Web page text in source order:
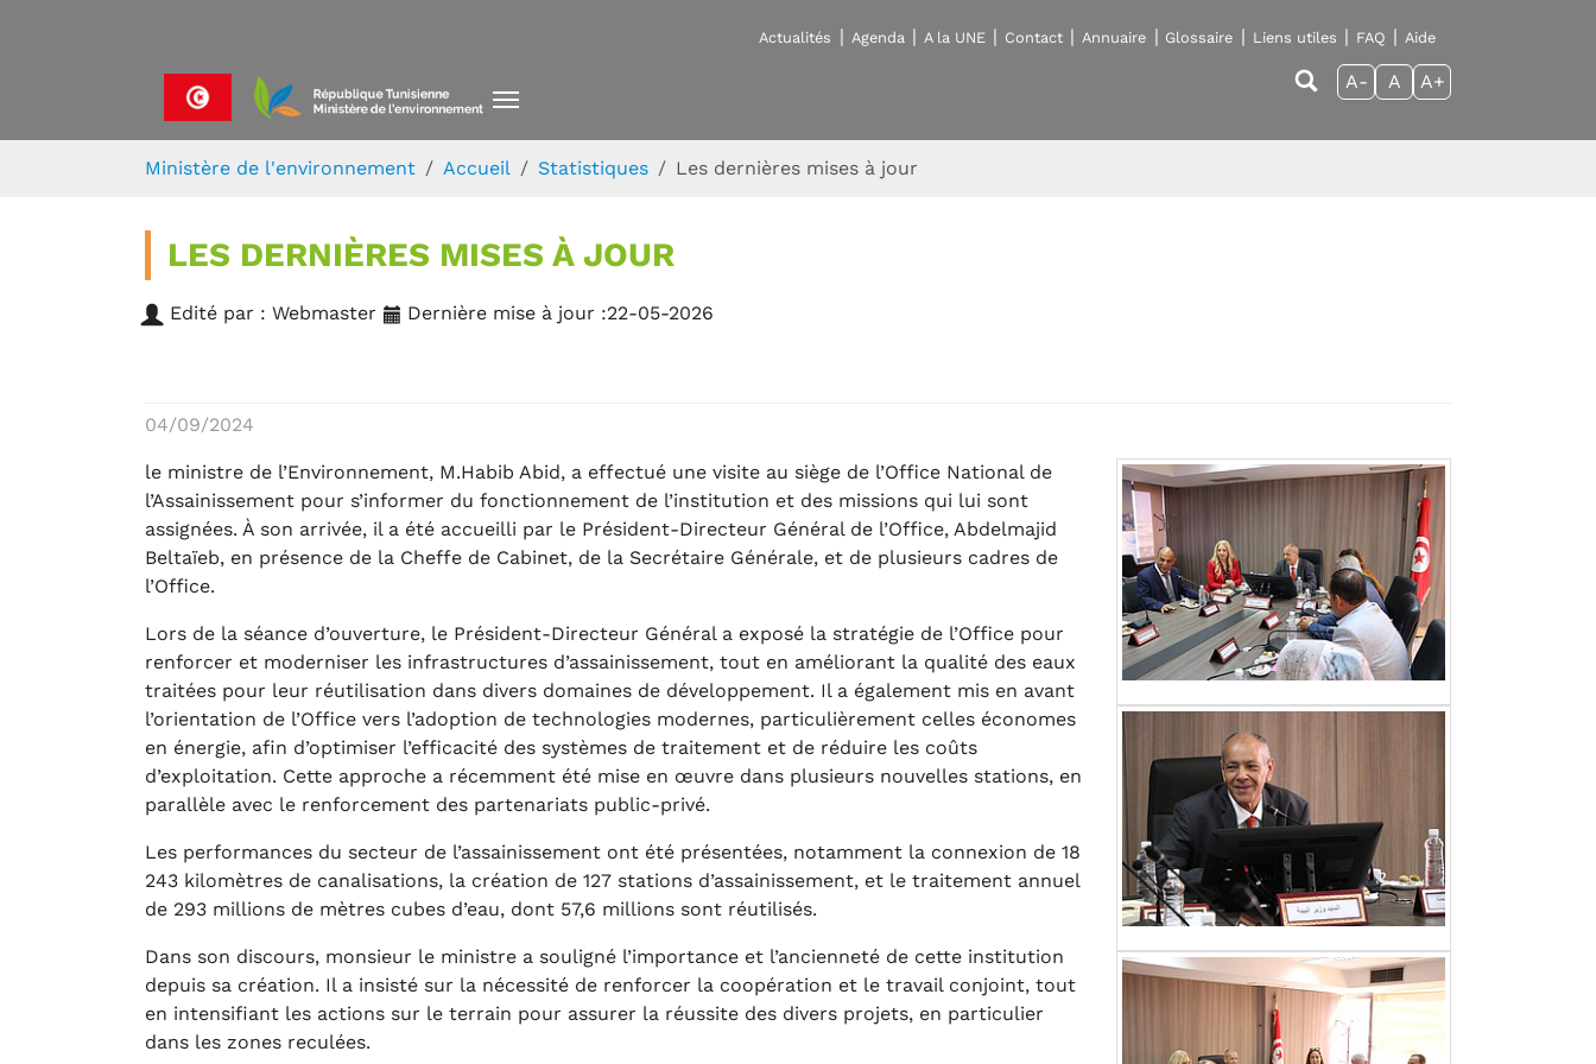
Actualités Agenda A la UNE Contact Annuaire Glossaire Liens utiles FAQ Aide
A- A A+
Ministère de l'environnement Accueil Statistiques Les dernières mises à jour
LES DERNIÈRES MISES À JOUR
Edité par : Webmaster Dernière mise à jour :22-05-2026
04/09/2024
le ministre de l’Environnement, M.Habib Abid, a effectué une visite au siège de l’Office National de
l’Assainissement pour s’informer du fonctionnement de l’institution et des missions qui lui sont
assignées. À son arrivée, il a été accueilli par le Président-Directeur Général de l’Office, Abdelmajid
Beltaïeb, en présence de la Cheffe de Cabinet, de la Secrétaire Générale, et de plusieurs cadres de
l’Office.
Lors de la séance d’ouverture, le Président-Directeur Général a exposé la stratégie de l’Office pour
renforcer et moderniser les infrastructures d’assainissement, tout en améliorant la qualité des eaux
traitées pour leur réutilisation dans divers domaines de développement. Il a également mis en avant
l’orientation de l’Office vers l’adoption de technologies modernes, particulièrement celles économes
en énergie, afin d’optimiser l’efficacité des systèmes de traitement et de réduire les coûts
d’exploitation. Cette approche a récemment été mise en œuvre dans plusieurs nouvelles stations, en
parallèle avec le renforcement des partenariats public-privé.
Les performances du secteur de l’assainissement ont été présentées, notamment la connexion de 18
243 kilomètres de canalisations, la création de 127 stations d’assainissement, et le traitement annuel
de 293 millions de mètres cubes d’eau, dont 57,6 millions sont réutilisés.
Dans son discours, monsieur le ministre a souligné l’importance et l’ancienneté de cette institution
depuis sa création. Il a insisté sur la nécessité de renforcer la coopération et le travail conjoint, tout
en intensifiant les actions sur le terrain pour assurer la réussite des divers projets, en particulier
dans les zones reculées.